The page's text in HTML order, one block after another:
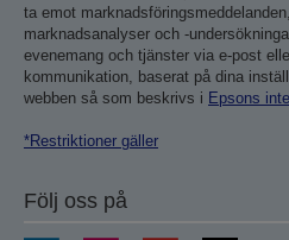
ta emot
marknadsanalyser och -
evenemang och tjänster via e-post
kommunikation, baserat på dina
webben så som beskrivs i Epsons
*Restriktioner gäller
Följ oss på